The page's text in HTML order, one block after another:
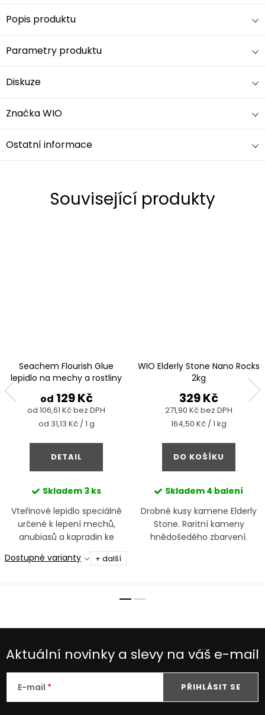
Popis produktu
Parametry produktu
Diskuze
ZnačkaWIO
Ostatní informace
Související produkty
Seachem Flourish Glue
lepidlo na mechy a rostliny
od 106,61 Kč bez DPH
od 129 Kč
Měrná
od 31,13 Kč / 1 g
DETAIL
Skladem 3 ks
Vteřinové lepidlo speciálně
určené k lepení mechů,
anubiasů a kapradin ke
kamenům a kořenům
Dostupné varianty + další
WIO Elderly Stone Nano Rocks
2kg
271,90 Kč bez DPH
329 Kč
Měrná
164,50 Kč / 1 kg
DO KOŠÍKU
Skladem 4 balení
Drobné kusy kamene Elderly
Stone. Raritní kameny
hnědošedého zbarvení.
Aktuální novinky a slevy na váš e-mail
E-mail PŘIHLÁSIT SE